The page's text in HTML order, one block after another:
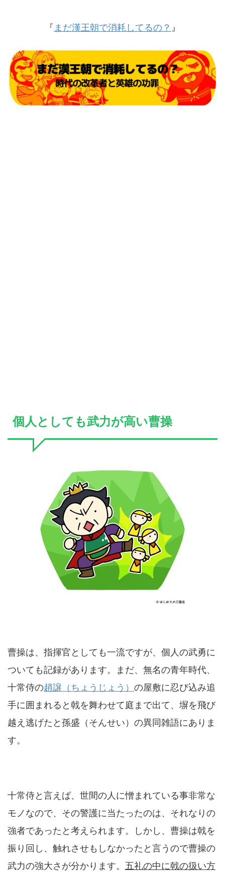
『 まだ漢王朝で消耗してるの？ 』
個人としても武力が高い曹操
曹操は、指揮官としても一流ですが、個人の武勇に
ついても記録があります。まだ、無名の青年時代、
十常侍の趙譲（ちょうじょう） の屋敷に忍び込み追
手に囲まれると戟を舞わせて庭まで出て、塀を飛び
越え逃げたと孫盛（そんせい）の異同雑語にありま
す。
十常侍と言えば、世間の人に憎まれている事非常な
モノなので、その警護に当たったのは、それなりの
強者であったと考えられます。しかし、曹操は戟を
振り回し、触れさせもしなかったと言うので曹操の
武力の強大さが分かります。 五礼の中に戟の扱い方